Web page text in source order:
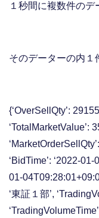
１秒間に複数件のデ
そのデーターの内１
{‘OverSellQty’:
‘TotalMarketValue’:
‘BidTime’: ‘2022-
01-
‘東証１部’,